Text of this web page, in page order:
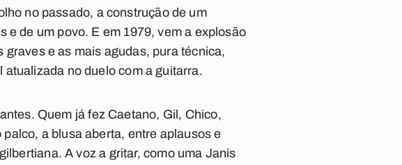
no passado, a construção de um
e de um povo. E em 1979, vem a explosão
e as mais agudas, pura técnica,
atualizada no duelo com a guitarra.
Quem já fez Caetano, Gil, Chico,
a blusa aberta, entre aplausos e
A voz a gritar, como uma Janis